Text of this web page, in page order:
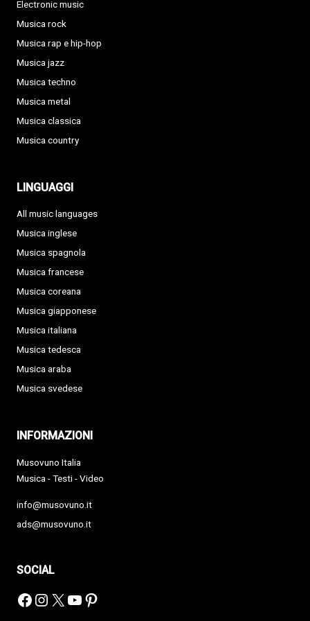
Electronic music
Musica rock
Musica rap e hip-hop
Musica jazz
Musica techno
Musica metal
Musica classica
Musica country
LINGUAGGI
All music languages
Musica inglese
Musica spagnola
Musica francese
Musica coreana
Musica giapponese
Musica italiana
Musica tedesca
Musica araba
Musica svedese
INFORMAZIONI
Musovuno Italia
Musica - Testi - Video
info@musovuno.it
ads@musovuno.it
SOCIAL
Facebook
Instagram
X YouTube
Pinterest